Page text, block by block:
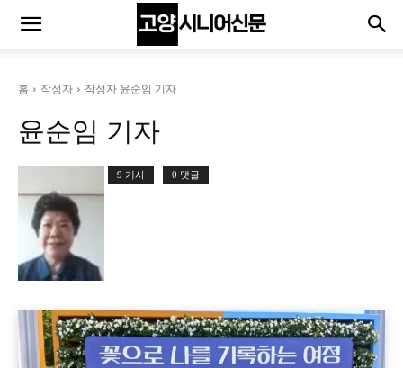
홈 작성자 작성자 윤순임 기자
윤순임 기자
9 기사 0 댓글